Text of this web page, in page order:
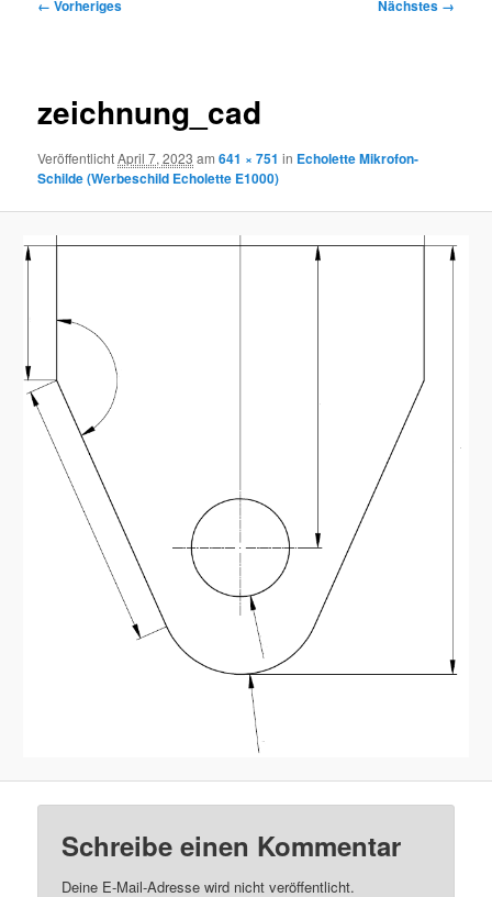
← Vorheriges Nächstes →
zeichnung_cad
VeröffentlichtApril 7, 2023 am641 × 751 in Echolette Mikrofon-
Schilde (Werbeschild Echolette E1000)
Schreibe einen Kommentar
Deine E-Mail-Adresse wird nicht veröffentlicht.